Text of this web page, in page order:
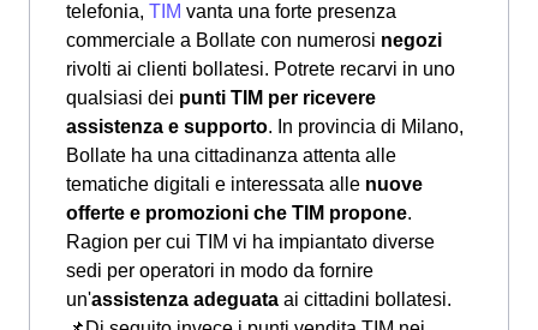
telefonia, TIM vanta una forte presenza
commerciale a Bollate con numerosi negozi
rivolti ai clienti bollatesi. Potrete recarvi in uno
qualsiasi dei punti TIM per ricevere
assistenza e supporto. In provincia di Milano,
Bollate ha una cittadinanza attenta alle
tematiche digitali e interessata alle nuove
offerte e promozioni che TIM propone.
Ragion per cui TIM vi ha impiantato diverse
sedi per operatori in modo da fornire
un'assistenza adeguata ai cittadini bollatesi.